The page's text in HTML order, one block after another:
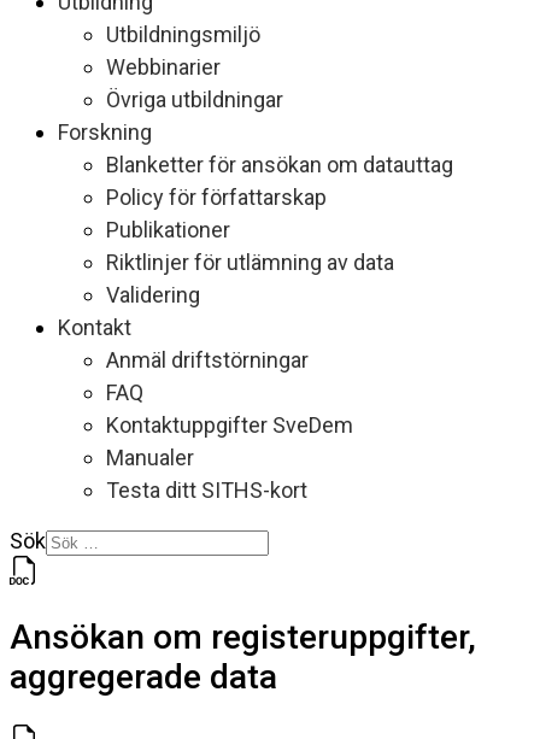
Utbildningsmiljö
Webbinarier
Övriga utbildningar
Forskning
Blanketter för ansökan om datauttag
Policy för författarskap
Publikationer
Riktlinjer för utlämning av data
Validering
Kontakt
Anmäl driftstörningar
FAQ
Kontaktuppgifter SveDem
Manualer
Testa ditt SITHS-kort
Sök
Ansökan om registeruppgifter,
aggregerade data